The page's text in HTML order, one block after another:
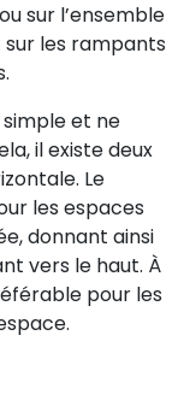
sur l’ensemble
les rampants
et ne
il existe deux
Le
les espaces
donnant ainsi
vers le haut. À
pour les